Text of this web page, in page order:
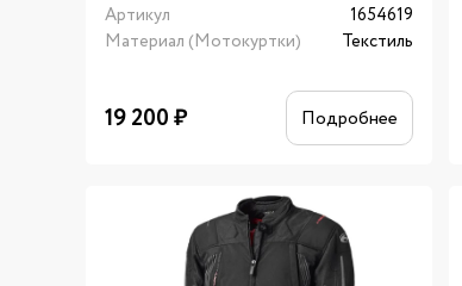
Артикул
1654619
Материал (Мотокуртки)
Текстиль
19 200₽ Подробнее